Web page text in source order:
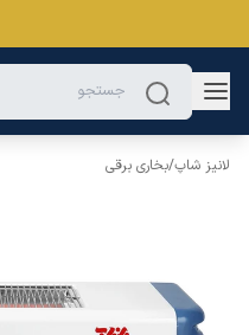
لانیز شاپ/بخاری برقی